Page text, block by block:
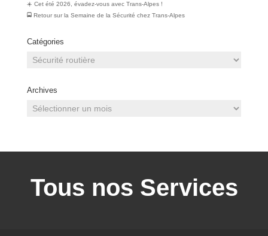
☀️ Cet été 2026, évadez-vous avec Trans-Alpes !
🚍 Retour sur la Semaine de la Sécurité chez Trans‑Alpes
Catégories
Archives
Tous nos Services